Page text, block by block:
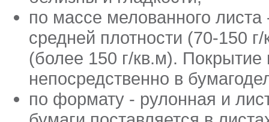
по массе мелованного
средней плотности (70-150
(более 150 г/кв.м).
непосредственно в
по формату - рулонная и